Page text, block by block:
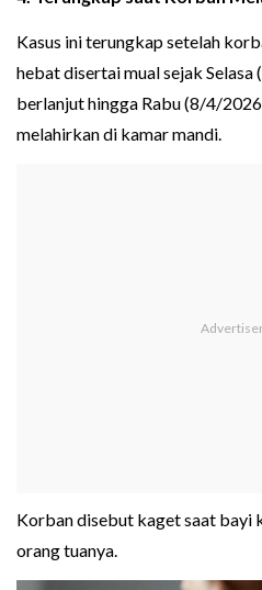
Kasus ini terungkap setelah
hebat disertai mual sejak
berlanjut hingga Rabu (8/4/
melahirkan di kamar mandi.
Korban disebut kaget saat bayi
orang tuanya.